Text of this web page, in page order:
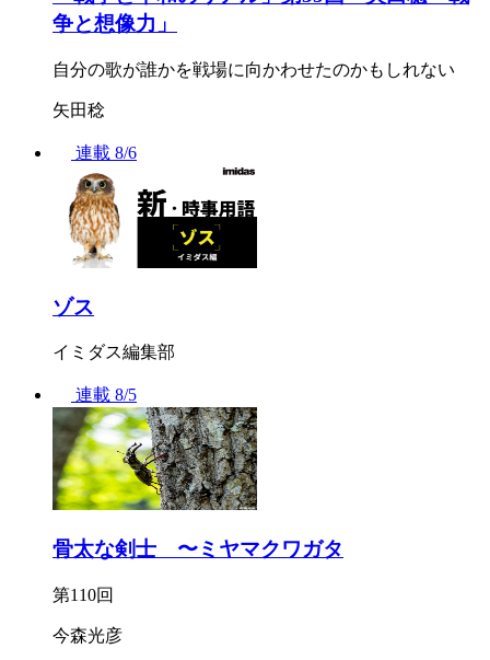
争と想像力」
自分の歌が誰かを戦場に向かわせたのかもしれない
矢田稔
連載 8/6
ゾス
イミダス編集部
連載 8/5
骨太な剣士 〜ミヤマクワガタ
第110回
今森光彦